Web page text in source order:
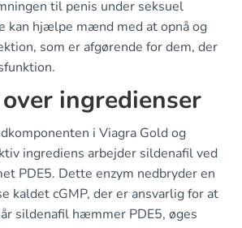
til penis under seksuel
kan hjælpe mænd med at opnå og
som er afgørende for dem, der
ingredienser
i Viagra Gold og
ingrediens arbejder sildenafil ved
PDE5. Dette enzym nedbryder en
kaldet cGMP, der er ansvarlig for at
sildenafil hæmmer PDE5, øges